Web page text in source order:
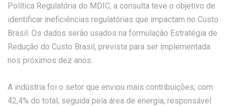
Política Regulatória do MDIC, a consulta teve o objetivo de
identificar ineficiências regulatórias que impactam no Custo
Brasil. Os dados serão usados na formulação Estratégia de
Redução do Custo Brasil, prevista para ser implementada
nos próximos dez anos.
A indústria foi o setor que enviou mais contribuições, com
42,4% do total, seguida pela área de energia, responsável